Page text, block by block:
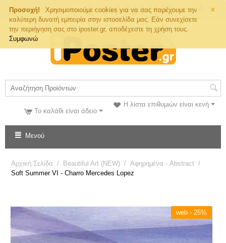
×
Προσοχή!
Χρησιμοποιούμε cookies για να σας παρέχουμε την
καλύτερη δυνατή εμπειρία στην ιστοσελίδα μας. Εάν συνεχίσετε
την περιήγηση σας στο iposter.gr, αποδέχεστε τη χρήση τους.
Συμφωνώ
Τηλ. Παραγγελιών
Η λίστα επιθυμιών είναι κενή
Το καλάθι είναι άδειο
Μενού
Αρχική Σελίδα / Beautiful Art (NEW) / Αφηρημένα - Abstract /
Soft Summer VI - Charro Mercedes Lopez
web - 25%